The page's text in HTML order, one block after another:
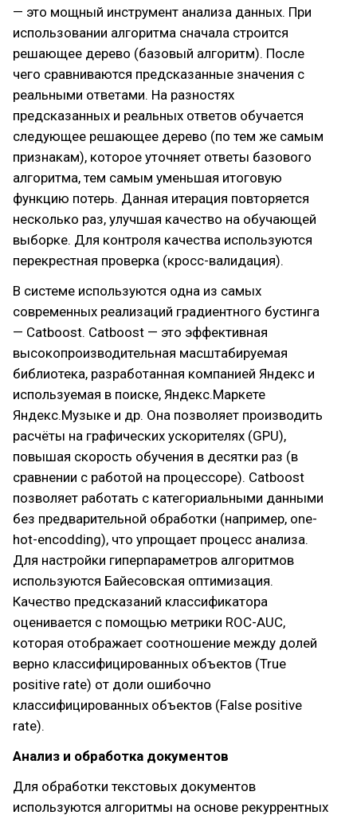
— это мощный инструмент анализа данных. При
использовании алгоритма сначала строится
решающее дерево (базовый алгоритм). После
чего сравниваются предсказанные значения с
реальными ответами. На разностях
предсказанных и реальных ответов обучается
следующее решающее дерево (по тем же самым
признакам), которое уточняет ответы базового
алгоритма, тем самым уменьшая итоговую
функцию потерь. Данная итерация повторяется
несколько раз, улучшая качество на обучающей
выборке. Для контроля качества используются
перекрестная проверка (кросс-валидация).
В системе используются одна из самых
современных реализаций градиентного бустинга
— Catboost. Catboost — это эффективная
высокопроизводительная масштабируемая
библиотека, разработанная компанией Яндекс и
используемая в поиске, Яндекс.Маркете
Яндекс.Музыке и др. Она позволяет производить
расчёты на графических ускорителях (GPU),
повышая скорость обучения в десятки раз (в
сравнении с работой на процессоре). Catboost
позволяет работать с категориальными данными
без предварительной обработки (например, one-
hot-encodding), что упрощает процесс анализа.
Для настройки гиперпараметров алгоритмов
используются Байесовская оптимизация.
Качество предсказаний классификатора
оценивается с помощью метрики ROC-AUC,
которая отображает соотношение между долей
верно классифицированных объектов (True
positive rate) от доли ошибочно
классифицированных объектов (False positive
rate).
Анализ и обработка документов
Для обработки текстовых документов
используются алгоритмы на основе рекуррентных